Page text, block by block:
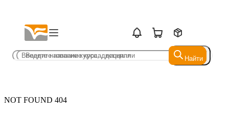
Найти
Найти
NOT FOUND 404